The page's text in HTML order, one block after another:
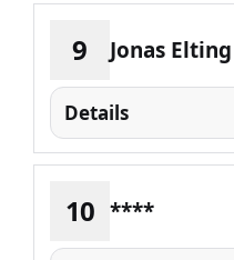
9 Jonas Elting
Details
10 ****